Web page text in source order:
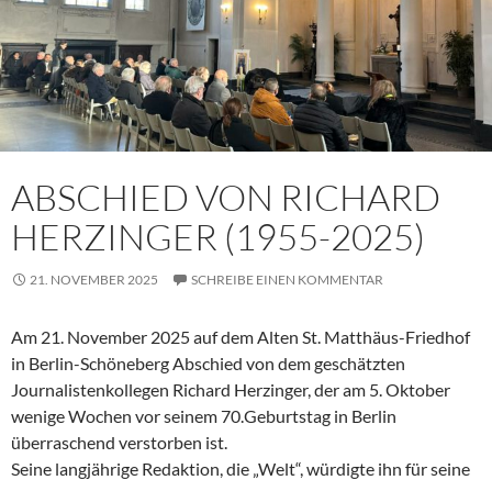
ABSCHIED VON RICHARD
HERZINGER (1955-2025)
21. NOVEMBER 2025 SCHREIBE EINEN KOMMENTAR
Am 21. November 2025 auf dem Alten St. Matthäus-Friedhof
in Berlin-Schöneberg Abschied von dem geschätzten
Journalistenkollegen Richard Herzinger, der am 5. Oktober
wenige Wochen vor seinem 70.Geburtstag in Berlin
überraschend verstorben ist.
Seine langjährige Redaktion, die „Welt“, würdigte ihn für seine